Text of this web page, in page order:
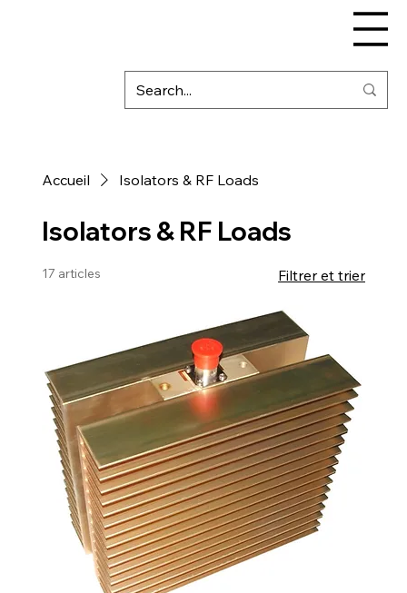
Accueil Isolators & RF Loads
Isolators & RF Loads
17 articles Filtrer et trier